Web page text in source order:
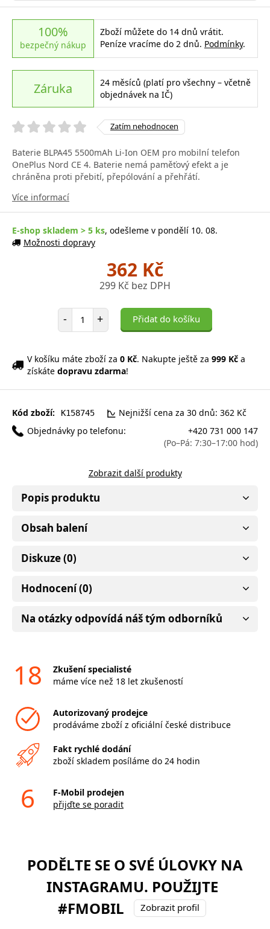
100%
bezpečný nákup
Zboží můžete do 14 dnů vrátit.
Peníze vracíme do 2 dnů. Podmínky.
Záruka
24 měsíců (platí pro všechny – včetně
objednávek na IČ)
Zatím nehodnocen
Baterie BLPA45 5500mAh Li-Ion OEM pro mobilní telefon
OnePlus Nord CE 4. Baterie nemá paměťový efekt a je
chráněna proti přebití, přepólování a přehřátí.
Více informací
E-shop skladem > 5 ks, odešleme v pondělí 10. 08.
Možnosti dopravy
362 Kč
299 Kč bez DPH
- Počet položek
+ Přidat do košíku
V košíku máte zboží za 0 Kč. Nakupte ještě za 999 Kč a
získáte dopravu zdarma!
Kód zboží: K158745
Nejnižší cena za 30 dnů: 362 Kč
Objednávky po telefonu:
+420 731 000 147
(Po–Pá: 7:30–17:00 hod)
Zobrazit další produkty
Popis produktu
Obsah balení
Diskuze (0)
Hodnocení (0)
Na otázky odpovídá náš tým odborníků
18
Zkušení specialisté
máme více než 18 let zkušeností
Autorizovaný prodejce
prodáváme zboží z oficiální české distribuce
Fakt rychlé dodání
zboží skladem posíláme do 24 hodin
6
F-Mobil prodejen
přijďte se poradit
PODĚLTE SE O SVÉ ÚLOVKY NA
INSTAGRAMU. POUŽIJTE
#FMOBIL
Zobrazit profil